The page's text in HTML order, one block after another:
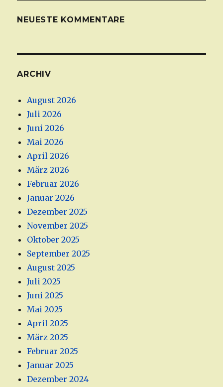
NEUESTE KOMMENTARE
ARCHIV
August 2026
Juli 2026
Juni 2026
Mai 2026
April 2026
März 2026
Februar 2026
Januar 2026
Dezember 2025
November 2025
Oktober 2025
September 2025
August 2025
Juli 2025
Juni 2025
Mai 2025
April 2025
März 2025
Februar 2025
Januar 2025
Dezember 2024